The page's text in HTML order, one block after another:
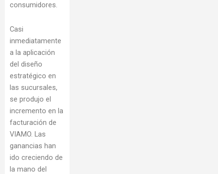
consumidores.
Casi
inmediatamente
a la aplicación
del diseño
estratégico en
las sucursales,
se produjo el
incremento en la
facturación de
VIAMO. Las
ganancias han
ido creciendo de
la mano del